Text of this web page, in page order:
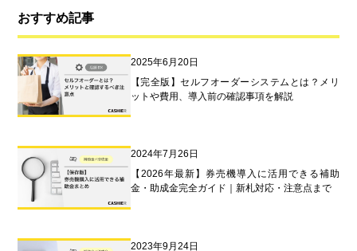
おすすめ記事
2025年6月20日
【完全版】セルフオーダーシステムとは？メリ
ットや費用、導入前の確認事項を解説
2024年7月26日
【2026年最新】券売機導入に活用できる補助
金・助成金完全ガイド｜新札対応・注意点まで
2023年9月24日